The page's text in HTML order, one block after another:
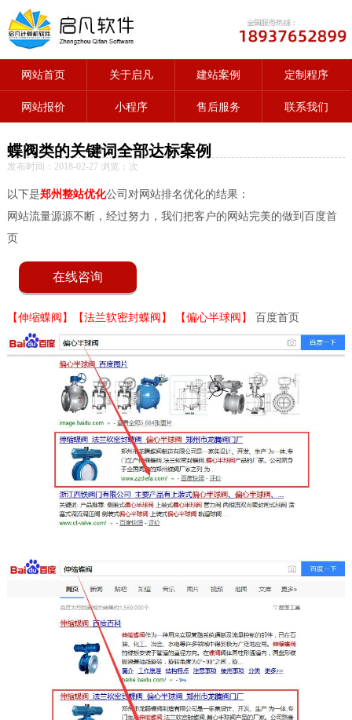
网站首页 关于启凡 建站案例 定制程序
网站报价 小程序 售后服务 联系我们
蝶阀类的关键词全部达标案例
发布时间：2018-02-27 浏览： 次
以下是郑州整站优化公司对网站排名优化的结果：
网站流量源源不断，经过努力，我们把客户的网站完美的做到百度首
页
在线咨询
【伸缩蝶阀】 【法兰软密封蝶阀】 【偏心半球阀】 百度首页